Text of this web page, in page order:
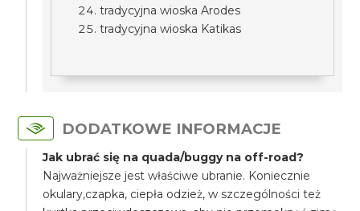
tradycyjna wioska Arodes
tradycyjna wioska Katikas
DODATKOWE INFORMACJE
Jak ubrać się na quada/buggy na off-road?
Najważniejsze jest właściwe ubranie. Koniecznie
okulary,czapka, ciepła odzież, w szczególności też